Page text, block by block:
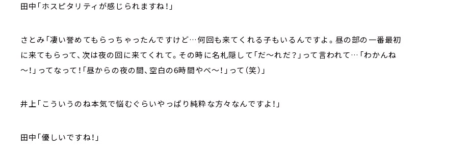
田中「ホスピタリティが感じられますね！」
さとみ「凄い誉めてもらっちゃったんですけど…何回も来てくれる子もいるんですよ。昼の部の一番最初
に来てもらって、次は夜の回に来てくれて。その時に名札隠して「だ～れだ？」って言われて…「わかんね
～！」ってなって！「昼からの夜の間、空白の6時間やべ～！」って（笑）」
井上「こういうのね本気で悩むぐらいやっぱり純粋な方々なんですよ！」
田中「優しいですね！」